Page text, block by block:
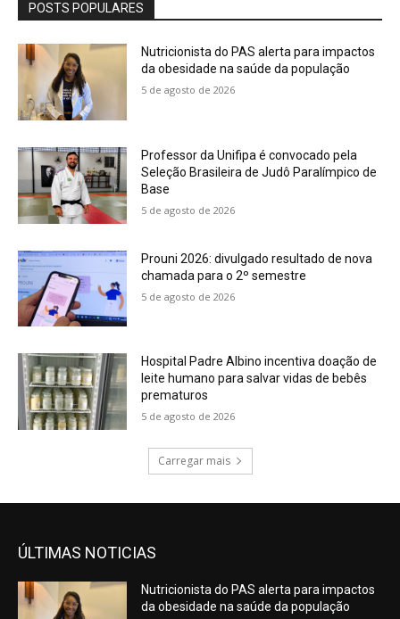
POSTS POPULARES
Nutricionista do PAS alerta para impactos
da obesidade na saúde da população
5 de agosto de 2026
Professor da Unifipa é convocado pela
Seleção Brasileira de Judô Paralímpico de
Base
5 de agosto de 2026
Prouni 2026: divulgado resultado de nova
chamada para o 2º semestre
5 de agosto de 2026
Hospital Padre Albino incentiva doação de
leite humano para salvar vidas de bebês
prematuros
5 de agosto de 2026
Carregar mais
ÚLTIMAS NOTICIAS
Nutricionista do PAS alerta para impactos
da obesidade na saúde da população